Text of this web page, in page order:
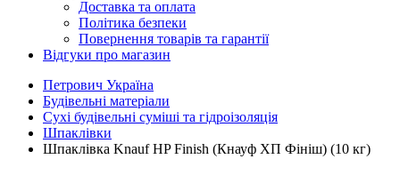
Доставка та оплата
Політика безпеки
Повернення товарів та гарантії
Відгуки про магазин
Петрович Україна
Будівельні матеріали
Сухі будівельні суміші та гідроізоляція
Шпаклівки
Шпаклівка Knauf HP Finish (Кнауф ХП Фініш) (10 кг)